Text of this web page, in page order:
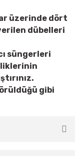
üzerinde dört
dübelleri
süngerleri
gibi